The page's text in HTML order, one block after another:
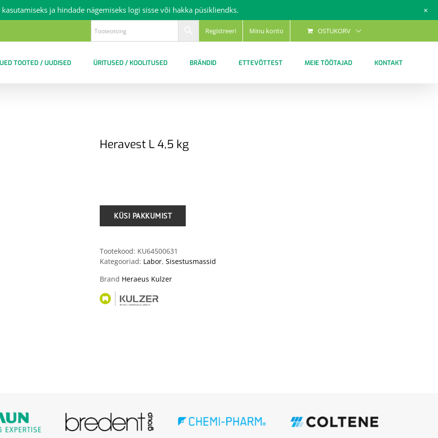
Registreeri Minu konto OSTUKORV
TOOTED / UUDISED ÜRITUSED / KOOLITUSED BRÄNDID ETTEVÕTTEST MEIE TÖÖTAJAD KONTAKT
Heravest L 4,5 kg
Tootekood: KU64500631
Kategooriad: Labor, Sisestusmassid
Brand Heraeus Kulzer
kasutamiseks ja hindade nägemiseks logi sisse või hakka püsikliendks. +